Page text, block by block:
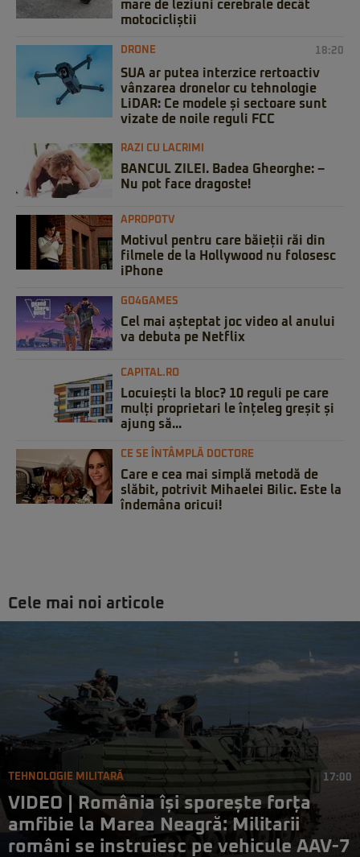
mare de leziuni cerebrale decât
motocicliștii
DRONE 18:20
SUA ar putea interzice rertoactiv
vânzarea dronelor cu tehnologie
LiDAR: Ce modele și sectoare sunt
vizate de noile reguli FCC
RAZI CU LACRIMI
BANCUL ZILEI. Badea Gheorghe: –
Nu pot face dragoste!
APROPOTV
Motivul pentru care băieții răi din
filmele de la Hollywood nu folosesc
iPhone
GO4GAMES
Cel mai așteptat joc video al anului
va debuta pe Netflix
CAPITAL.RO
Locuiești la bloc? 10 reguli pe care
mulți proprietari le înțeleg greșit și
ajung să...
CE SE ÎNTÂMPLĂ DOCTORE
Care e cea mai simplă metodă de
slăbit, potrivit Mihaelei Bilic. Este la
îndemâna oricui!
Cele mai noi articole
TEHNOLOGIE MILITARĂ 17:00
VIDEO | România își sporește forța
amfibie la Marea Neagră: Militarii
români se instruiesc pe vehicule AAV-7